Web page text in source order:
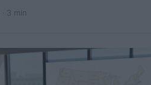
· 3 min